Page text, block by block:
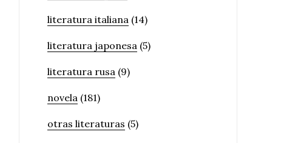
literatura italiana (14)
literatura japonesa (5)
literatura rusa (9)
novela (181)
otras literaturas (5)